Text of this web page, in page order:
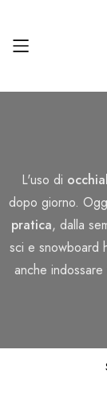
L'uso di
dopo giorno.
pratica, dalla
sci e snowboard
anche